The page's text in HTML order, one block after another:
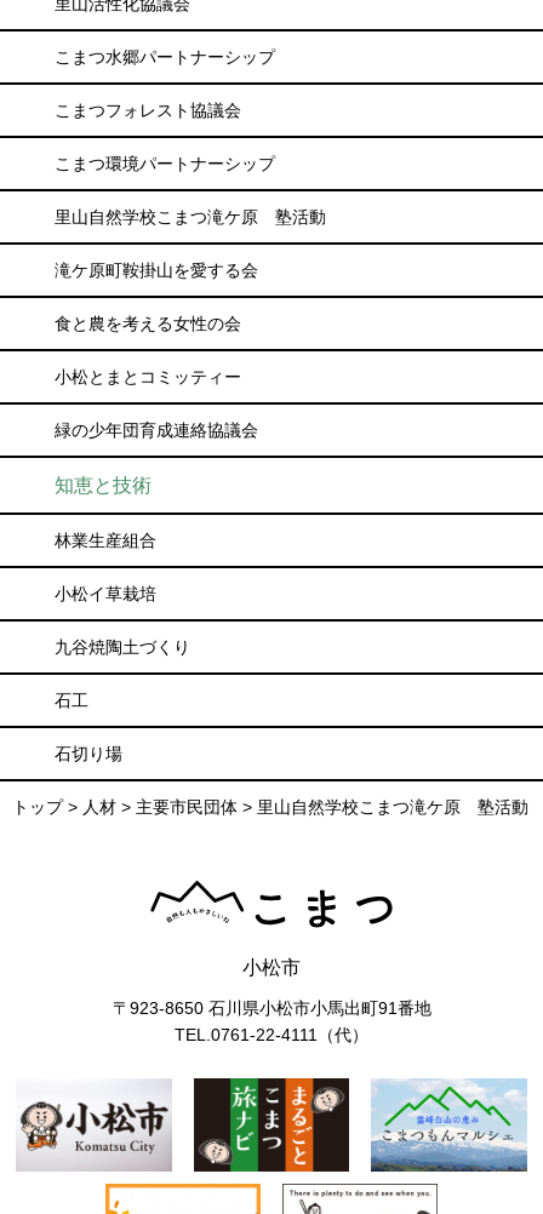
里山活性化協議会
こまつ水郷パートナーシップ
こまつフォレスト協議会
こまつ環境パートナーシップ
里山自然学校こまつ滝ケ原 塾活動
滝ケ原町鞍掛山を愛する会
食と農を考える女性の会
小松とまとコミッティー
緑の少年団育成連絡協議会
知恵と技術
林業生産組合
小松イ草栽培
九谷焼陶土づくり
石工
石切り場
トップ> 人材 > 主要市民団体 > 里山自然学校こまつ滝ケ原 塾活動
小松市
〒923-8650 石川県小松市小馬出町91番地
TEL.0761-22-4111（代）